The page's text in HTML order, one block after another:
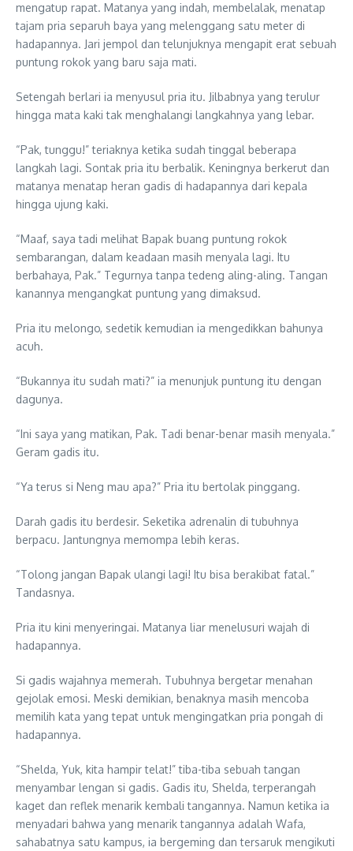
mengatup rapat. Matanya yang indah, membelalak, menatap
tajam pria separuh baya yang melenggang satu meter di
hadapannya. Jari jempol dan telunjuknya mengapit erat sebuah
puntung rokok yang baru saja mati.
Setengah berlari ia menyusul pria itu. Jilbabnya yang terulur
hingga mata kaki tak menghalangi langkahnya yang lebar.
“Pak, tunggu!” teriaknya ketika sudah tinggal beberapa
langkah lagi. Sontak pria itu berbalik. Keningnya berkerut dan
matanya menatap heran gadis di hadapannya dari kepala
hingga ujung kaki.
“Maaf, saya tadi melihat Bapak buang puntung rokok
sembarangan, dalam keadaan masih menyala lagi. Itu
berbahaya, Pak.” Tegurnya tanpa tedeng aling-aling. Tangan
kanannya mengangkat puntung yang dimaksud.
Pria itu melongo, sedetik kemudian ia mengedikkan bahunya
acuh.
“Bukannya itu sudah mati?” ia menunjuk puntung itu dengan
dagunya.
“Ini saya yang matikan, Pak. Tadi benar-benar masih menyala.”
Geram gadis itu.
“Ya terus si Neng mau apa?” Pria itu bertolak pinggang.
Darah gadis itu berdesir. Seketika adrenalin di tubuhnya
berpacu. Jantungnya memompa lebih keras.
“Tolong jangan Bapak ulangi lagi! Itu bisa berakibat fatal.”
Tandasnya.
Pria itu kini menyeringai. Matanya liar menelusuri wajah di
hadapannya.
Si gadis wajahnya memerah. Tubuhnya bergetar menahan
gejolak emosi. Meski demikian, benaknya masih mencoba
memilih kata yang tepat untuk mengingatkan pria pongah di
hadapannya.
“Shelda, Yuk, kita hampir telat!” tiba-tiba sebuah tangan
menyambar lengan si gadis. Gadis itu, Shelda, terperangah
kaget dan reflek menarik kembali tangannya. Namun ketika ia
menyadari bahwa yang menarik tangannya adalah Wafa,
sahabatnya satu kampus, ia bergeming dan tersaruk mengikuti